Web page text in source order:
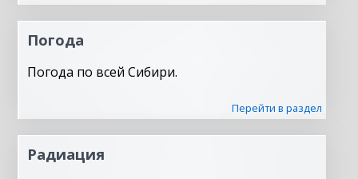
Погода
Погода по всей Сибири.
Перейти в раздел
Радиация